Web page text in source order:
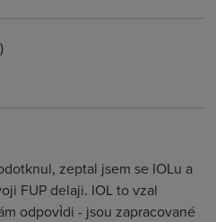
zeptal jsem se IOLu a
FUP delaji. IOL to vzal
odpovìdi - jsou zapracované